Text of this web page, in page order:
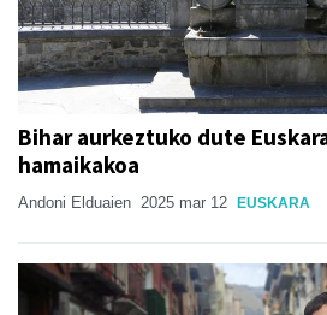
Bihar aurkeztuko dute
hamaikakoa
Andoni Elduaien 2025 mar 12 EUSKARA